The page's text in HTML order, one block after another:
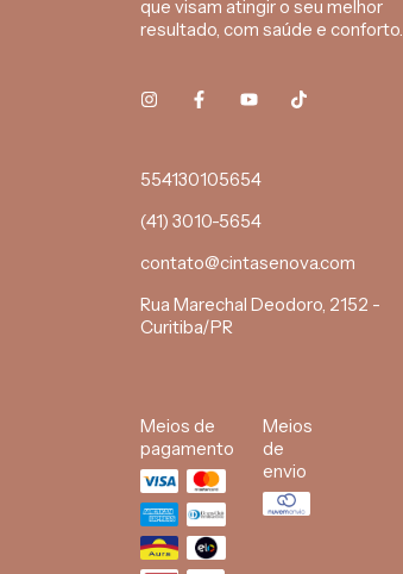
que visam atingir o seu melhor
resultado, com saúde e conforto.
554130105654
(41) 3010-5654
contato@cintasenova.com
Rua Marechal Deodoro, 2152 -
Curitiba/PR
Meios de
pagamento
Meios
de
envio